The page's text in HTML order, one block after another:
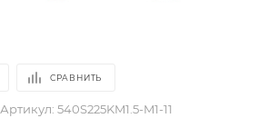
СРАВНИТЬ
Артикул: 540S225KM1.5-M1-11